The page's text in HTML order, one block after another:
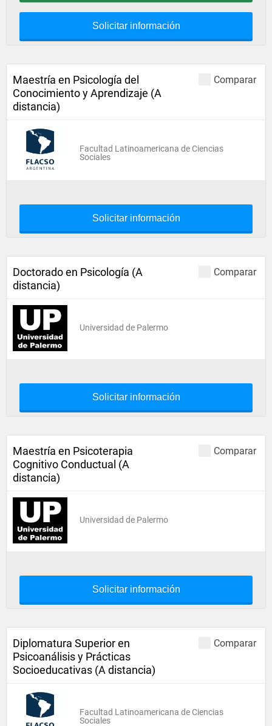
Solicitar información
Comparar
Maestría en Psicología del
Conocimiento y Aprendizaje (A
distancia)
Facultad Latinoamericana de Ciencias
Sociales
Solicitar información
Comparar
Doctorado en Psicología (A
distancia)
Universidad de Palermo
Solicitar información
Comparar
Maestría en Psicoterapia
Cognitivo Conductual (A
distancia)
Universidad de Palermo
Solicitar información
Comparar
Diplomatura Superior en
Psicoanálisis y Prácticas
Socioeducativas (A distancia)
Facultad Latinoamericana de Ciencias
Sociales